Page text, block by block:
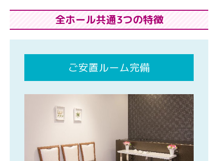
全ホール共通3つの特徴
ご安置ルーム完備